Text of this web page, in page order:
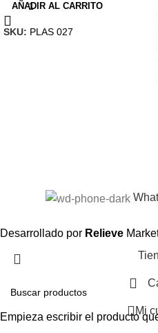
AÑADIR AL CARRITO
SKU: PLAS 027
Desarrollado por Relieve
Empieza escribir el producto
Mi